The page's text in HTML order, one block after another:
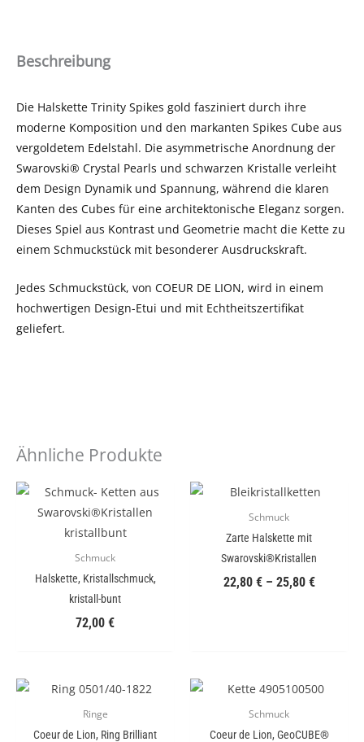
Beschreibung
Die Halskette Trinity Spikes gold fasziniert durch ihre
moderne Komposition und den markanten Spikes Cube aus
vergoldetem Edelstahl. Die asymmetrische Anordnung der
Swarovski® Crystal Pearls und schwarzen Kristalle verleiht
dem Design Dynamik und Spannung, während die klaren
Kanten des Cubes für eine architektonische Eleganz sorgen.
Dieses Spiel aus Kontrast und Geometrie macht die Kette zu
einem Schmuckstück mit besonderer Ausdruckskraft.
Jedes Schmuckstück, von COEUR DE LION, wird in einem
hochwertigen Design-Etui und mit Echtheitszertifikat
geliefert.
Ähnliche Produkte
Schmuck
Halskette, Kristallschmuck,
kristall-bunt
72,00 €
Schmuck
Zarte Halskette mit
Swarovski®Kristallen
22,80 €– 25,80 €
Ringe
Coeur de Lion, Ring Brilliant
Schmuck
Coeur de Lion, GeoCUBE®